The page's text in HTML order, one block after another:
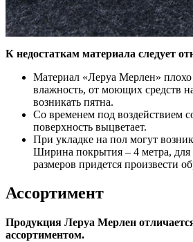
К недостаткам материала следует
Материал «Леруа Мерлен»
влажность, от моющих средств
возникать пятна.
Со временем под воздействием
поверхность выцветает.
При укладке на пол могут
Ширина покрытия – 4 метра, для
размеров придется произвести
Ассортимент
Продукция Леруа Мерлен
ассортиментом.